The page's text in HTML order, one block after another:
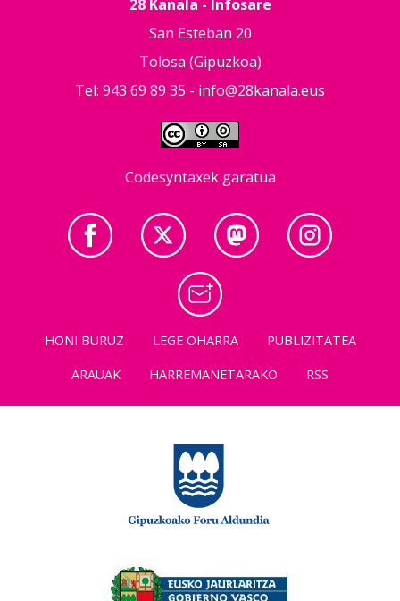
28 Kanala - Infosare
San Esteban 20
Tolosa (Gipuzkoa)
Tel: 943 69 89 35 - info@28kanala.eus
Codesyntaxek garatua
HONI BURUZ LEGE OHARRA
PUBLIZITATEA
ARAUAK
HARREMANETARAKO RSS